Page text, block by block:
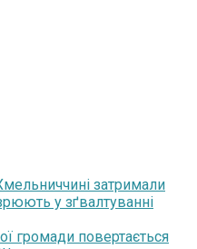
затримали
у зґвалтуванні
громади повертається